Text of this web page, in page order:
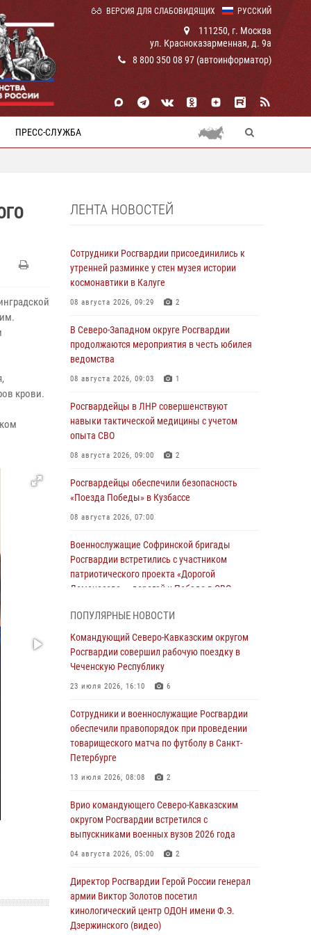
РУССКИЙ
ВЕРСИЯ ДЛЯ СЛАБОВИДЯЩИХ
111250, г. Москва
ул. Красноказарменная, д. 9а
8 800 350 08 97 (автоинформатор)
ПРЕСС-СЛУЖБА
крови.
ЛЕНТА НОВОСТЕЙ
Сотрудники Росгвардии присоединились к
утренней разминке у стен музея истории
космонавтики в Калуге
08 августа 2026, 09:29 2
В Северо-Западном округе Росгвардии
продолжаются мероприятия в честь юбилея
ведомства
08 августа 2026, 09:03 1
Росгвардейцы в ЛНР совершенствуют
навыки тактической медицины с учетом
опыта СВО
08 августа 2026, 09:00 2
Росгвардейцы обеспечили безопасность
«Поезда Победы» в Кузбассе
08 августа 2026, 07:00
Военнослужащие Софринской бригады
Росгвардии встретились с участником
патриотического проекта «Дорогой
Ломоносова — дорогой к Победе в СВО»
В Кабардино-Балкарии сотрудники
Росгвардии провели турнир по настольному
теннису ко Дню физкультурника
ОМОН «Ойрат» Управления Росгвардии по
Республике Калмыкия исполнилось 20 лет
08 августа 2026, 07:00
медикам и девушке с ограниченными
возможностями здоровья (видео)
08 августа 2026, 06:32 1
память товарища на тактическом турнире
(видео)
08 августа 2026, 06:15 9 1
ПОПУЛЯРНЫЕ НОВОСТИ
Командующий Северо-Кавказским округом
Росгвардии совершил рабочую поездку в
Чеченскую Республику
23 июля 2026, 16:10 6
Сотрудники и военнослужащие Росгвардии
обеспечили правопорядок при проведении
товарищеского матча по футболу в Санкт-
Петербурге
13 июля 2026, 08:08 2
Врио командующего Северо-Кавказским
округом Росгвардии встретился с
выпускниками военных вузов 2026 года
04 августа 2026, 05:00 2
Директор Росгвардии Герой России генерал
армии Виктор Золотов посетил
кинологический центр ОДОН имени Ф.Э.
Дзержинского (видео)